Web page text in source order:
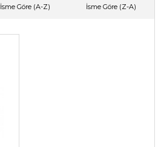
İsme Göre (A-Z) İsme Göre (Z-A)